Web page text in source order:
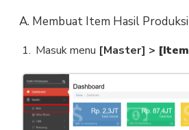
A. Membuat Item Hasil Produksi
Masuk menu [Master] >